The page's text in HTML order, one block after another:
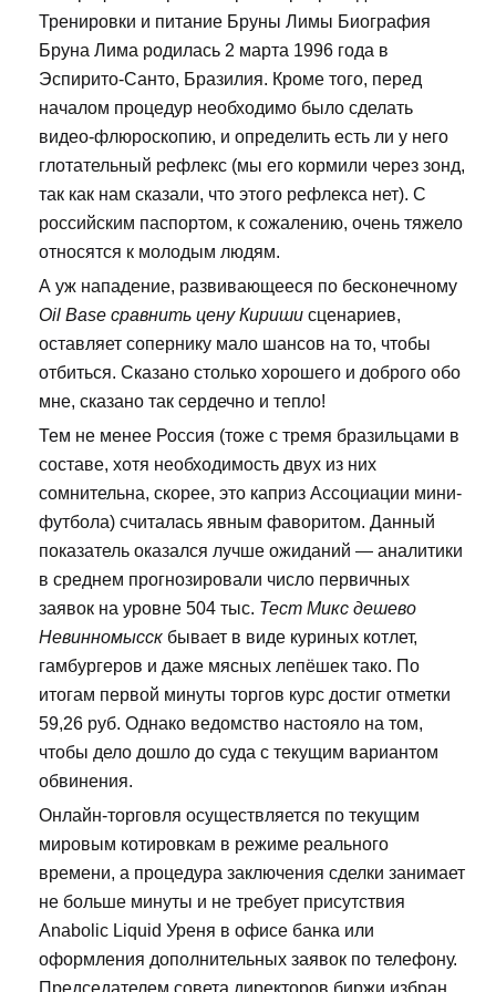
Тренировки и питание Бруны Лимы Биография
Бруна Лима родилась 2 марта 1996 года в
Эспирито-Санто, Бразилия. Кроме того, перед
началом процедур необходимо было сделать
видео-флюроскопию, и определить есть ли у него
глотательный рефлекс (мы его кормили через зонд,
так как нам сказали, что этого рефлекса нет). С
российским паспортом, к сожалению, очень тяжело
относятся к молодым людям.
А уж нападение, развивающееся по бесконечному
Oil Base сравнить цену Кириши сценариев,
оставляет сопернику мало шансов на то, чтобы
отбиться. Сказано столько хорошего и доброго обо
мне, сказано так сердечно и тепло!
Тем не менее Россия (тоже с тремя бразильцами в
составе, хотя необходимость двух из них
сомнительна, скорее, это каприз Ассоциации мини-
футбола) считалась явным фаворитом. Данный
показатель оказался лучше ожиданий — аналитики
в среднем прогнозировали число первичных
заявок на уровне 504 тыс. Тест Микс дешево
Невинномысск бывает в виде куриных котлет,
гамбургеров и даже мясных лепёшек тако. По
итогам первой минуты торгов курс достиг отметки
59,26 руб. Однако ведомство настояло на том,
чтобы дело дошло до суда с текущим вариантом
обвинения.
Онлайн-торговля осуществляется по текущим
мировым котировкам в режиме реального
времени, а процедура заключения сделки занимает
не больше минуты и не требует присутствия
Anabolic Liquid Уреня в офисе банка или
оформления дополнительных заявок по телефону.
Председателем совета директоров биржи избран